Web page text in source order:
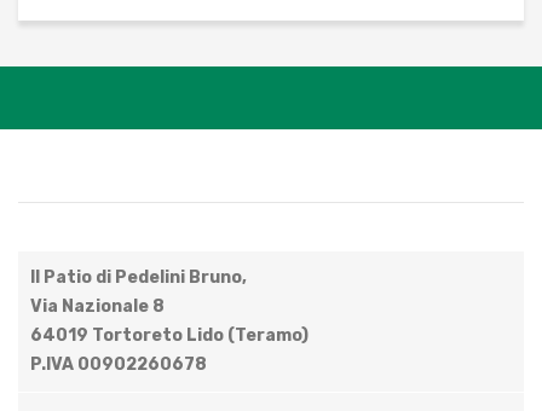
Il Patio di Pedelini Bruno,
Via Nazionale 8
64019 Tortoreto Lido (Teramo)
P.IVA 00902260678